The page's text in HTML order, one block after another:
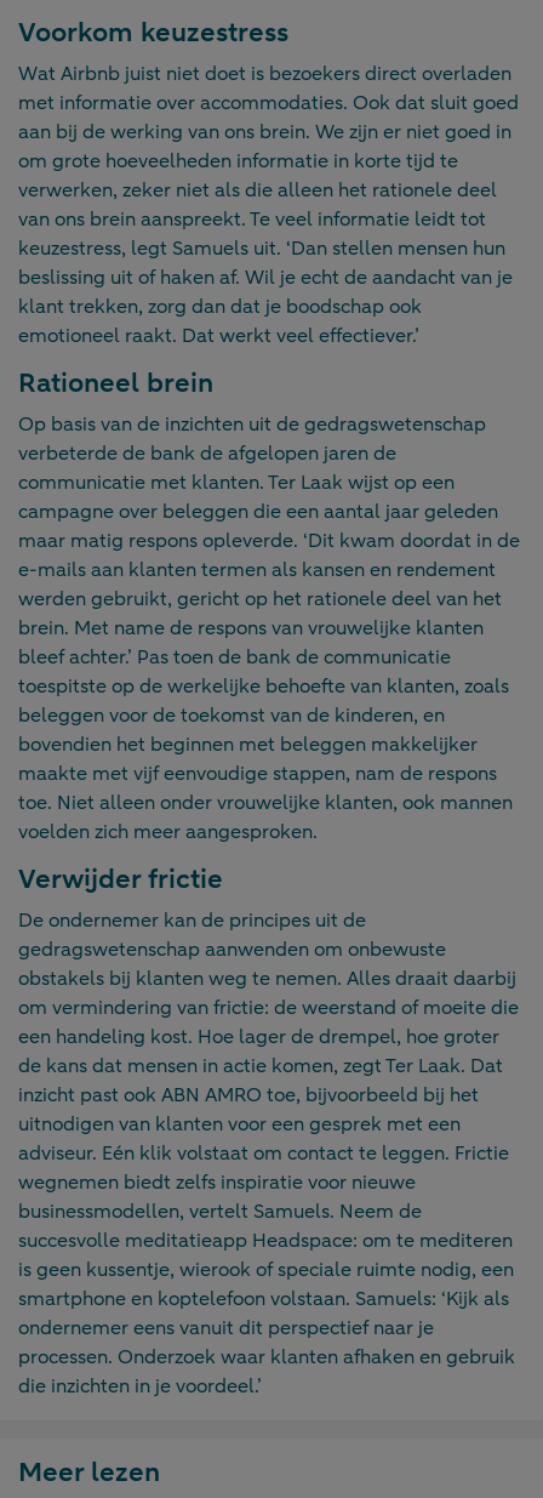
Voorkom keuzestress
Wat Airbnb juist niet doet is bezoekers direct overladen
met informatie over accommodaties. Ook dat sluit goed
aan bij de werking van ons brein. We zijn er niet goed in
om grote hoeveelheden informatie in korte tijd te
verwerken, zeker niet als die alleen het rationele deel
van ons brein aanspreekt. Te veel informatie leidt tot
keuzestress, legt Samuels uit. ‘Dan stellen mensen hun
beslissing uit of haken af. Wil je echt de aandacht van je
klant trekken, zorg dan dat je boodschap ook
emotioneel raakt. Dat werkt veel effectiever.’
Rationeel brein
Op basis van de inzichten uit de gedragswetenschap
verbeterde de bank de afgelopen jaren de
communicatie met klanten. Ter Laak wijst op een
campagne over beleggen die een aantal jaar geleden
maar matig respons opleverde. ‘Dit kwam doordat in de
e-mails aan klanten termen als kansen en rendement
werden gebruikt, gericht op het rationele deel van het
brein. Met name de respons van vrouwelijke klanten
bleef achter.’ Pas toen de bank de communicatie
toespitste op de werkelijke behoefte van klanten, zoals
beleggen voor de toekomst van de kinderen, en
bovendien het beginnen met beleggen makkelijker
maakte met vijf eenvoudige stappen, nam de respons
toe. Niet alleen onder vrouwelijke klanten, ook mannen
voelden zich meer aangesproken.
Verwijder frictie
De ondernemer kan de principes uit de
gedragswetenschap aanwenden om onbewuste
obstakels bij klanten weg te nemen. Alles draait daarbij
om vermindering van frictie: de weerstand of moeite die
een handeling kost. Hoe lager de drempel, hoe groter
de kans dat mensen in actie komen, zegt Ter Laak. Dat
inzicht past ook ABN AMRO toe, bijvoorbeeld bij het
uitnodigen van klanten voor een gesprek met een
adviseur. Eén klik volstaat om contact te leggen. Frictie
wegnemen biedt zelfs inspiratie voor nieuwe
businessmodellen, vertelt Samuels. Neem de
succesvolle meditatieapp Headspace: om te mediteren
is geen kussentje, wierook of speciale ruimte nodig, een
smartphone en koptelefoon volstaan. Samuels: ‘Kijk als
ondernemer eens vanuit dit perspectief naar je
processen. Onderzoek waar klanten afhaken en gebruik
die inzichten in je voordeel.’
Meer lezen